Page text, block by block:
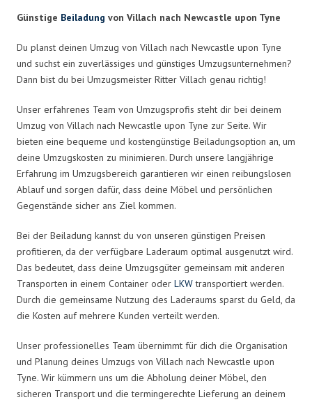
Günstige Beiladung von Villach nach Newcastle upon Tyne
Du planst deinen Umzug von Villach nach Newcastle upon Tyne
und suchst ein zuverlässiges und günstiges Umzugsunternehmen?
Dann bist du bei Umzugsmeister Ritter Villach genau richtig!
Unser erfahrenes Team von Umzugsprofis steht dir bei deinem
Umzug von Villach nach Newcastle upon Tyne zur Seite. Wir
bieten eine bequeme und kostengünstige Beiladungsoption an, um
deine Umzugskosten zu minimieren. Durch unsere langjährige
Erfahrung im Umzugsbereich garantieren wir einen reibungslosen
Ablauf und sorgen dafür, dass deine Möbel und persönlichen
Gegenstände sicher ans Ziel kommen.
Bei der Beiladung kannst du von unseren günstigen Preisen
profitieren, da der verfügbare Laderaum optimal ausgenutzt wird.
Das bedeutet, dass deine Umzugsgüter gemeinsam mit anderen
Transporten in einem Container oder LKWtransportiert werden.
Durch die gemeinsame Nutzung des Laderaums sparst du Geld, da
die Kosten auf mehrere Kunden verteilt werden.
Unser professionelles Team übernimmt für dich die Organisation
und Planung deines Umzugs von Villach nach Newcastle upon
Tyne. Wir kümmern uns um die Abholung deiner Möbel, den
sicheren Transport und die termingerechte Lieferung an deinem